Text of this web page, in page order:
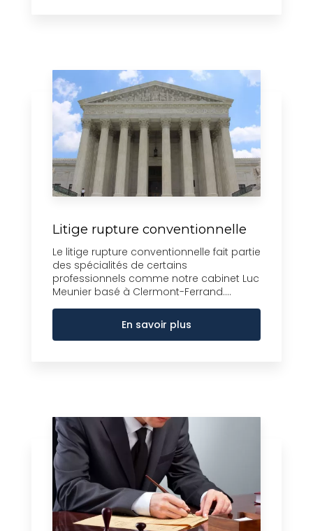
Litige rupture conventionnelle
Le litige rupture conventionnelle fait partie
des spécialités de certains
professionnels comme notre cabinet Luc
Meunier basé à Clermont-Ferrand....
En savoir plus